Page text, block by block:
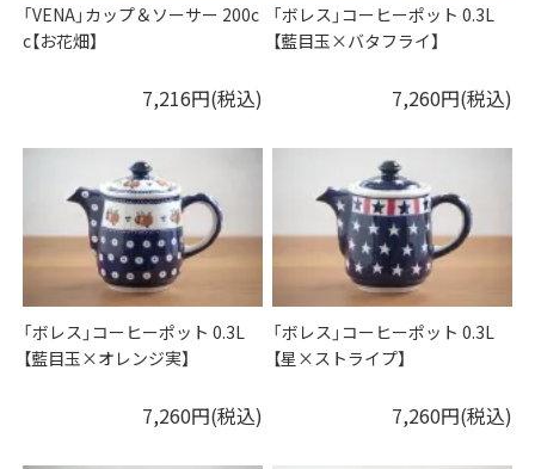
「VENA」カップ＆ソーサー 200c
c【お花畑】
7,216円(税込)
「ボレス」コーヒーポット 0.3L
【藍目玉×バタフライ】
7,260円(税込)
「ボレス」コーヒーポット 0.3L
【藍目玉×オレンジ実】
7,260円(税込)
「ボレス」コーヒーポット 0.3L
【星×ストライプ】
7,260円(税込)